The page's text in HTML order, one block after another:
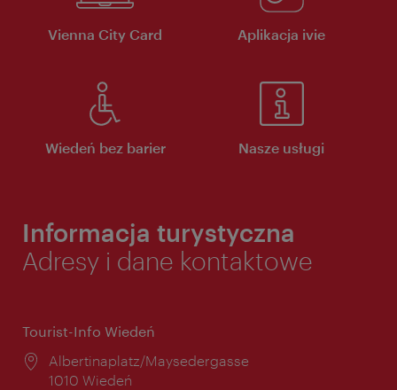
Vienna City Card Aplikacja ivie
Wiedeń bez barier Nasze usługi
Informacja turystyczna
Adresy i dane kontaktowe
Tourist-Info Wiedeń
Miejsce:
Albertinaplatz/Maysedergasse
1010 Wiedeń